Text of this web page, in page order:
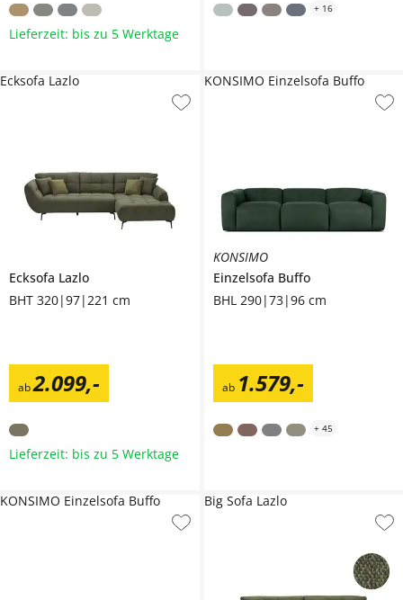
Lieferzeit: bis zu 5 Werktage
+ 16
Ecksofa Lazlo
BHT 320|97|221 cm
ab2.099,-
Ecksofa Lazlo
Lieferzeit: bis zu 5 Werktage
KONSIMO
Einzelsofa Buffo
BHL 290|73|96 cm
ab 1.579,-
KONSIMO Einzelsofa Buffo
+ 45
KONSIMO Einzelsofa Buffo Big Sofa Lazlo